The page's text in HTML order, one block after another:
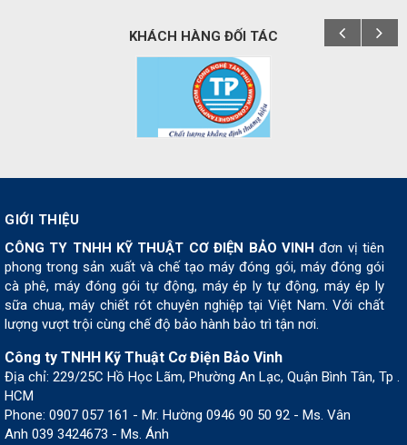
KHÁCH HÀNG ĐỐI TÁC
GIỚI THIỆU
CÔNG TY TNHH KỸ THUẬT CƠ ĐIỆN BẢO VINH đơn vị tiên
phong trong sản xuất và chế tạo máy đóng gói, máy đóng gói
cà phê, máy đóng gói tự động, máy ép ly tự động, máy ép ly
sữa chua, máy chiết rót chuyên nghiệp tại Việt Nam. Với chất
lượng vượt trội cùng chế độ bảo hành bảo trì tận nơi.
Công ty TNHH Kỹ Thuật Cơ Điện Bảo Vinh
Địa chỉ: 229/25C Hồ Học Lãm, Phường An Lạc, Quận Bình Tân, Tp .
HCM
Phone: 0907 057 161 - Mr. Hường 0946 90 50 92 - Ms. Vân
Anh 039 3424673 - Ms. Ánh